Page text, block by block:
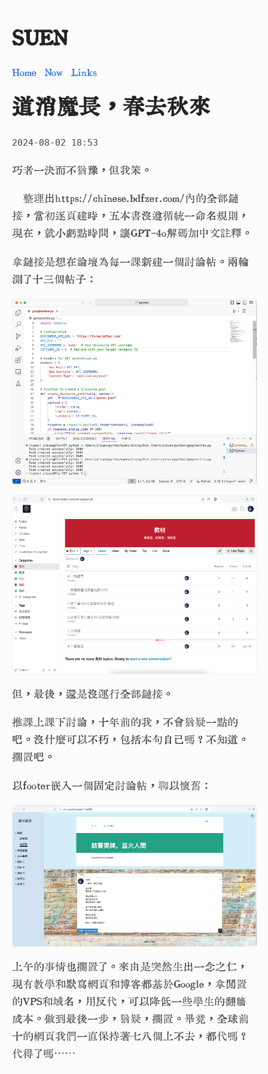
SUEN
Home Now Links
道消魔長，春去秋來
2024-08-02 18:53
巧者一決而不猶豫，但我笨。
整理出https://chinese.bdfzer.com/內的全部鏈
接，當初逐頁建時，五本書沒遵循統一命名規則，
現在，就小虧點時間，讓GPT-4o解碼加中文註釋。
拿鏈接是想在論壇為每一課新建一個討論帖。兩輪
測了十三個帖子：
但，最後，還是沒運行全部鏈接。
推課上課下討論，十年前的我，不會猶疑一點的
吧。沒什麼可以不朽，包括本句自己嗎？不知道。
擱置吧。
以footer嵌入一個固定討論帖，聊以懷舊：
上午的事情也擱置了。來由是突然生出一念之仁，
現有教學和默寫網頁和博客都基於Google，拿閒置
的VPS和域名，用反代，可以降低一些學生的翻牆
成本。做到最後一步，猶疑，擱置。畢竟，全球前
十的網頁我們一直保持著七八個上不去，都代嗎？
代得了嗎⋯⋯